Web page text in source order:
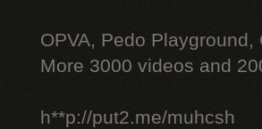
OPVA, Pedo
More 3000 videos and
h**p://put2.me/muhcsh